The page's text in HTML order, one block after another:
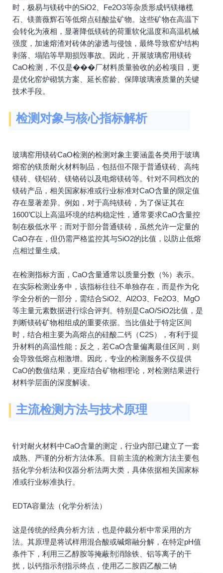
时，极易与镁砖中的SiO2、Fe2O3等杂质形成钙镁橄榄
石、镁蔷薇辉石等低熔点硅酸盐矿物。这些矿物在高温下
会转化为液相，显著降低镁砖的荷重软化温度和高温机械
强度，加速熔渣对砖体的渗透与侵蚀，最终导致窑炉结构
剥落、塌陷等早期损毁事故。因此，开展玻璃窑用镁砖
CaO检测，不仅是���厂材料质量验收的必检项目，更
是优化窑炉砌筑方案、延长窑龄、保障玻璃液质量的关键
技术手段。
检测对象与核心指标解析
玻璃窑用镁砖CaO检测的检测对象主要涵盖各类用于玻璃
熔窑的镁质耐火材料制品，包括但不限于普通镁砖、高纯
镁砖、镁铝砖、镁铬砖以及电熔镁砖等。针对不同档次的
镁砖产品，相关国家标准或行业标准对CaO含量的限定值
存在显著差异。例如，对于高纯镁砖，为了保证其在
1600℃以上高温环境的结构稳定性，通常要求CaO含量控
制在极低水平；而对于部分普通镁砖，虽然允许一定量的
CaO存在，但仍需严格监控其与SiO2的比值，以防止低熔
点相过量生成。
在检测指标方面，CaO含量通常以质量分数（%）表示。
在实际检测业务中，该指标往往不单独存在，而是作为化
学全分析的一部分，需结合SiO2、Al2O3、Fe2O3、MgO
等主量元素数据进行综合评判。特别是CaO/SiO2比值，是
判断镁砖矿物相组成的重要依据。当比值处于特定区间
时，结合相主要为高熔点的硅酸二钙（C2S），有利于提
升材料的高温性能；反之，若CaO含量偏离最佳区间，则
会导致低熔点相激增。因此，专业的检测服务不仅提供
CaO的数值结果，更应结合矿物相理论，对检测结果进行
材料学层面的深度解读。
主流检测方法与技术原理
针对耐火材料中CaO含量的测定，行业内部已建立了一套
成熟、严谨的分析方法体系。目前主流的检测方法主要包
括化学分析法和仪器分析法两大类，具体依据相关国家标
准或行业标准执行。
EDTA容量法（化学分析法）
这是传统的经典分析方法，也是仲裁分析中常采用的方
法。其原理是将试样用混合酸或碱熔融分解，在特定pH值
条件下，利用三乙醇胺等掩蔽剂消除铁、铝等离子的干
扰，以钙指示剂指示终点，使用乙二胺四乙酸二钠